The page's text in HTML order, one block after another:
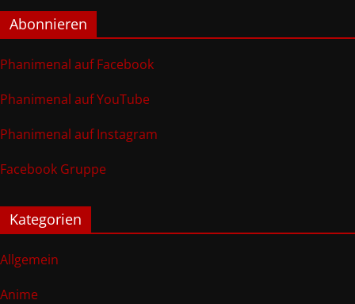
Abonnieren
Phanimenal auf Facebook
Phanimenal auf YouTube
Phanimenal auf Instagram
Facebook Gruppe
Kategorien
Allgemein
Anime